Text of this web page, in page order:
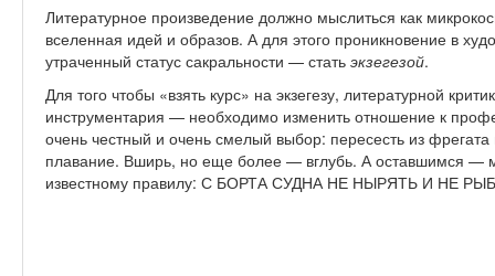
Литературное произведение должно мыслиться как
вселенная идей и образов. А для этого проникновение в
утраченный статус сакральности — стать экзегезой.
Для того чтобы «взять курс» на экзегезу, литературной
инструментария — необходимо изменить отношение к
очень честный и очень смелый выбор: пересесть из
плавание. Вширь, но еще более — вглубь. А оставшимся —
известному правилу: С БОРТА СУДНА НЕ НЫРЯТЬ И НЕ